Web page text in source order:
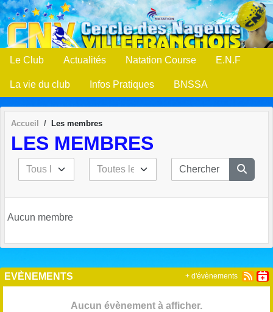
Le Club Actualités Natation Course E.N.F
La vie du club Infos Pratiques BNSSA
Accueil Les membres
LES MEMBRES
Aucun membre
EVÈNEMENTS
Aucun évènement à afficher.
+ d'évènements
Panneau de gestion des cookies